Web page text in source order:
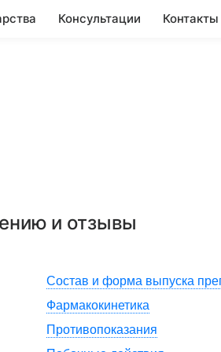
Консультации Контакты
и отзывы
Состав и форма выпуска
Фармакокинетика
Противопоказания